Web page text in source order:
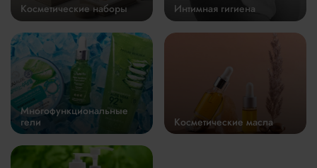
Косметические наборы Интимная гигиена
Многофункциональные
гели
Косметические масла